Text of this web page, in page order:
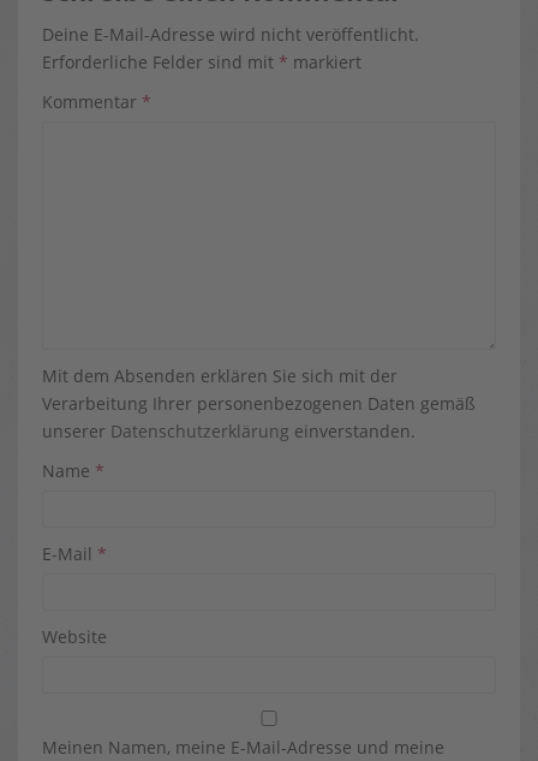
Deine E-Mail-Adresse wird nicht veröffentlicht.
Erforderliche Felder sind mit * markiert
Kommentar *
Mit dem Absenden erklären Sie sich mit der
Verarbeitung Ihrer personenbezogenen Daten gemäß
unserer Datenschutzerklärung einverstanden.
Name *
E-Mail *
Website
Meinen Namen, meine E-Mail-Adresse und meine